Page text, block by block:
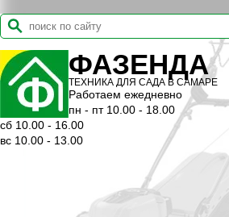
ФАЗЕНДА
ТЕХНИКА ДЛЯ САДА В САМАРЕ
Работаем ежедневно
пн - пт 10.00 - 18.00
сб 10.00 - 16.00
вс 10.00 - 13.00